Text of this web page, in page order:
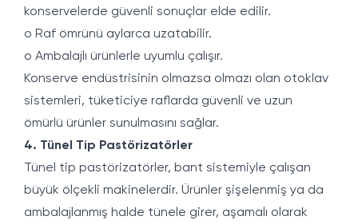
konservelerde güvenli sonuçlar elde edilir.
o Raf ömrünü aylarca uzatabilir.
o Ambalajlı ürünlerle uyumlu çalışır.
Konserve endüstrisinin olmazsa olmazı olan otoklav
sistemleri, tüketiciye raflarda güvenli ve uzun
ömürlü ürünler sunulmasını sağlar.
4. Tünel Tip Pastörizatörler
Tünel tip pastörizatörler, bant sistemiyle çalışan
büyük ölçekli makinelerdir. Ürünler şişelenmiş ya da
ambalajlanmış halde tünele girer, aşamalı olarak